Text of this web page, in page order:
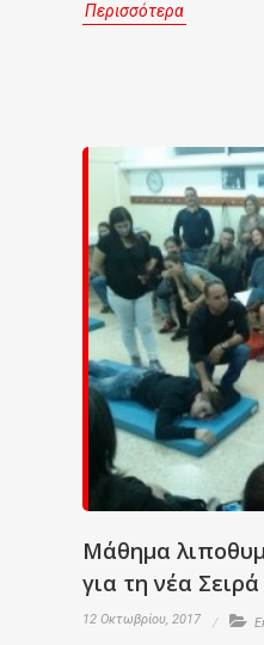
Περισσότερα
Μάθημα
για τη νέα Σειρά
12 Οκτωβρίου, 2017